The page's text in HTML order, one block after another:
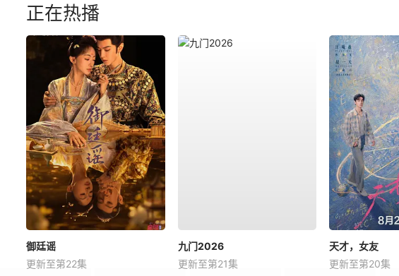
正在热播
御廷谣
更新至第22集
九门2026
更新至第21集
天才，女友
更新至第20集